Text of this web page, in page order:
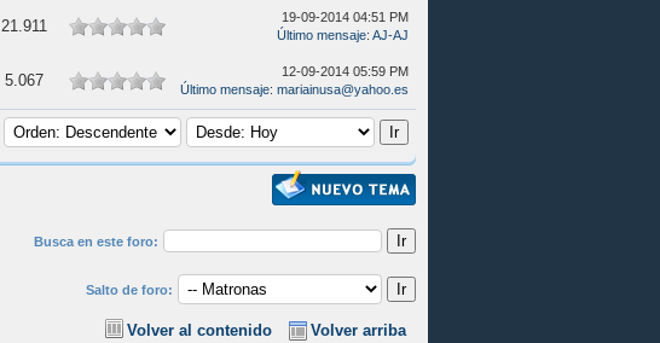
21.911
19-09-2014 04:51 PM
Último mensaje: AJ-AJ
5.067
12-09-2014 05:59 PM
Último mensaje: mariainusa@yahoo.es
Busca en este foro:
Salto de foro:
Volver arriba
Volver al contenido